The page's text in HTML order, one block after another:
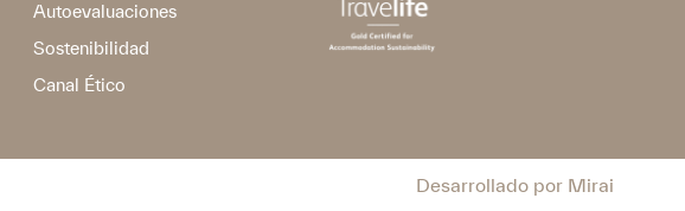
Autoevaluaciones
Sostenibilidad
Canal Ético
Desarrollado por Mirai